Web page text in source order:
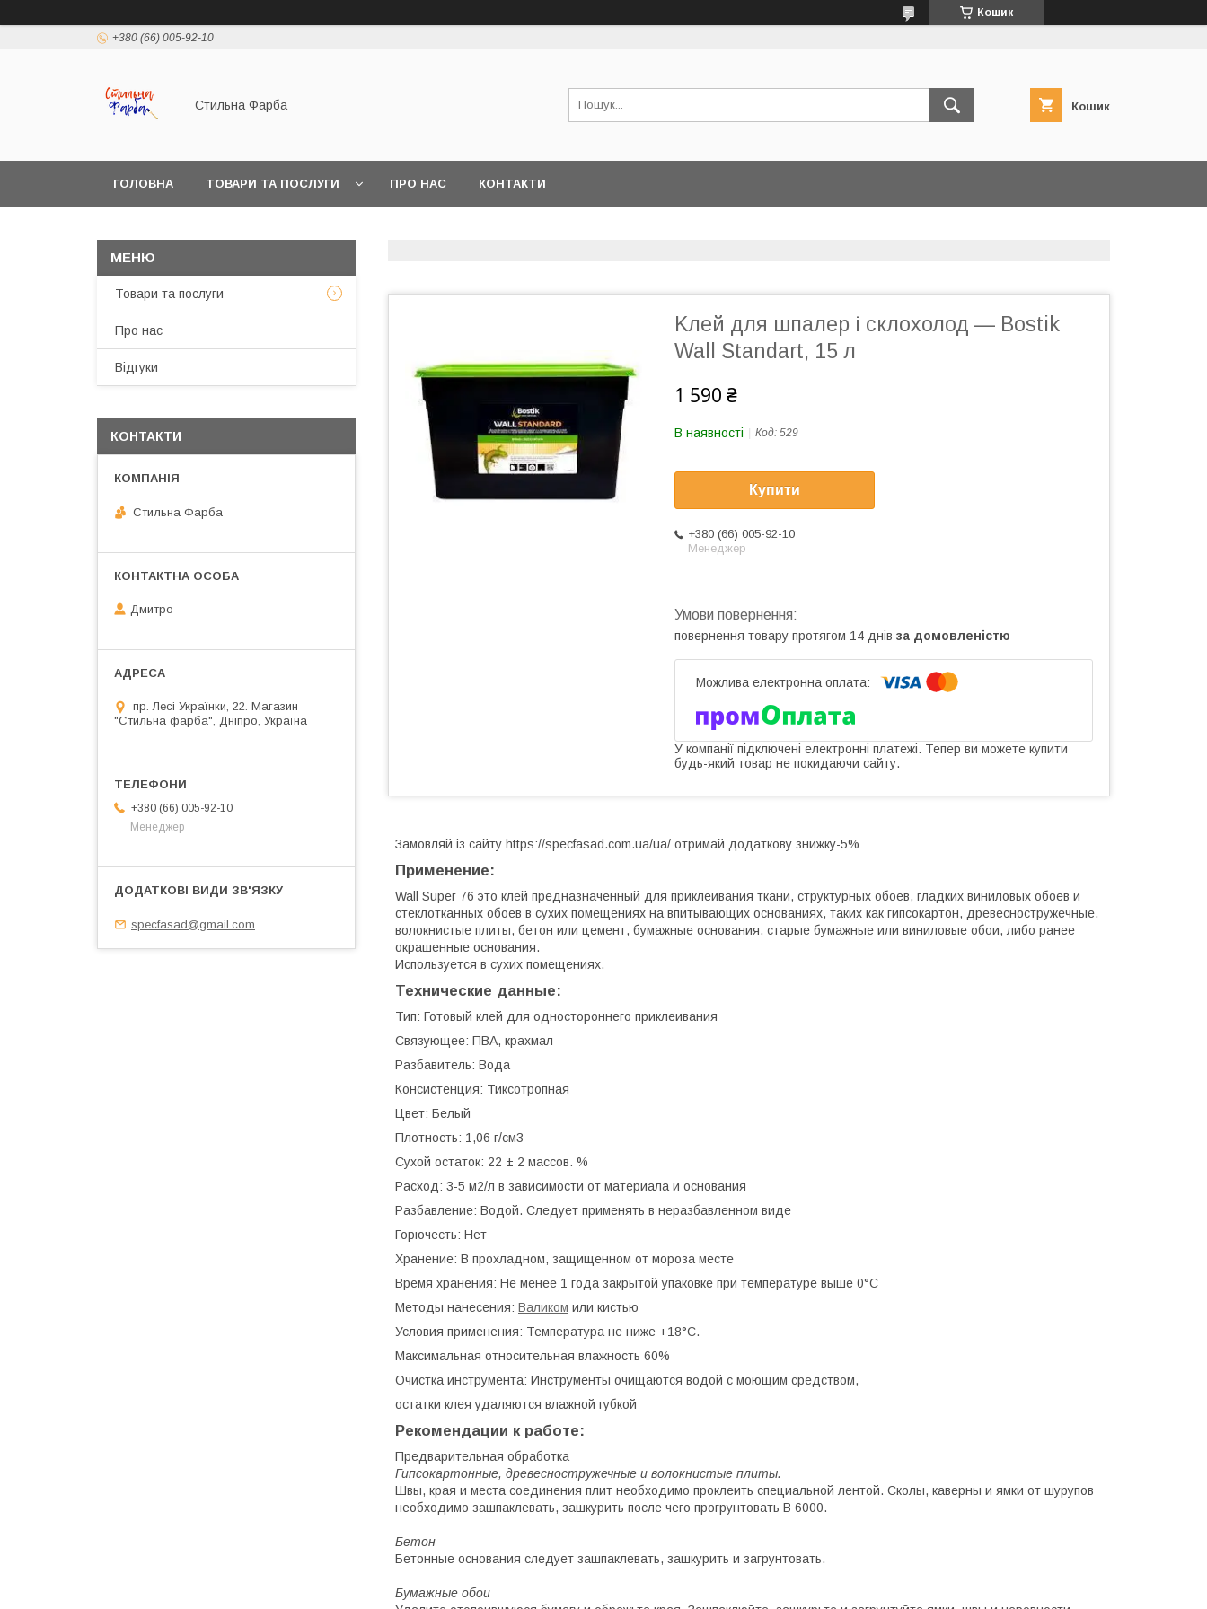
Кошик
+380 (66) 005-92-10
Стильна Фарба Кошик
ГОЛОВНА ТОВАРИ ТА ПОСЛУГИ ПРО НАС КОНТАКТИ
Kлей для шпалер і склохолод — Bostik
Wall Standart, 15 л
1 590 ₴
В наявності Код: 529
Купити
+380 (66) 005-92-10
Менеджер
повернення товару протягом 14 днів за домовленістю
У компанії підключені електронні платежі. Тепер ви можете купити
будь-який товар не покидаючи сайту.
Замовляй із сайту https://specfasad.com.ua/ua/ отримай додаткову знижку-5%
Применение:
Wall Super 76 это клей предназначенный для приклеивания ткани, структурных обоев, гладких виниловых обоев и
стеклотканных обоев в сухих помещениях на впитывающих основаниях, таких как гипсокартон, древесностружечные,
волокнистые плиты, бетон или цемент, бумажные основания, старые бумажные или виниловые обои, либо ранее
окрашенные основания.
Используется в сухих помещениях.
Технические данные:
Тип: Готовый клей для одностороннего приклеивания
Связующее: ПВА, крахмал
Разбавитель: Вода
Консистенция: Тиксотропная
Цвет: Белый
Плотность: 1,06 г/см3
Сухой остаток: 22 ± 2 массов. %
Расход: 3-5 м2/л в зависимости от материала и основания
Разбавление: Водой. Следует применять в неразбавленном виде
Горючесть: Нет
Хранение: В прохладном, защищенном от мороза месте
Время хранения: Не менее 1 года закрытой упаковке при температуре выше 0°C
Методы нанесения: Валиком или кистью
Условия применения: Температура не ниже +18°C.
Максимальная относительная влажность 60%
Очистка инструмента: Инструменты очищаются водой с моющим средством,
остатки клея удаляются влажной губкой
Рекомендации к работе:
Предварительная обработка
Гипсокартонные, древесностружечные и волокнистые плиты.
Швы, края и места соединения плит необходимо проклеить специальной лентой. Сколы, каверны и ямки от шурупов
необходимо зашпаклевать, зашкурить после чего прогрунтовать В 6000.
Бетон
Бетонные основания следует зашпаклевать, зашкурить и загрунтовать.
Бумажные обои
Товари та послуги
Про нас
Відгуки
КОНТАКТИ
Стильна Фарба
Дмитро
пр. Лесі Українки, 22. Магазин
"Стильна фарба", Дніпро, Україна
+380 (66) 005-92-10
Менеджер
specfasad@gmail.com